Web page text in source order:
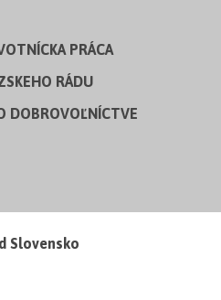
PRÁCA
RÁDU
DOBROVOĽNÍCTVE
Slovensko